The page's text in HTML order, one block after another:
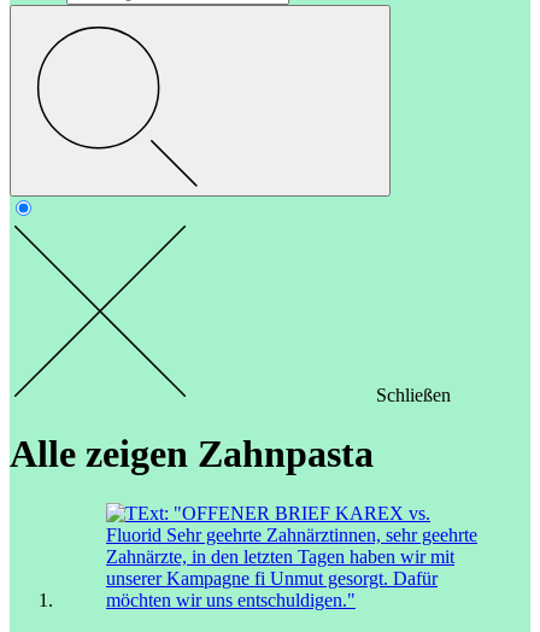
Schließen
Alle zeigen Zahnpasta